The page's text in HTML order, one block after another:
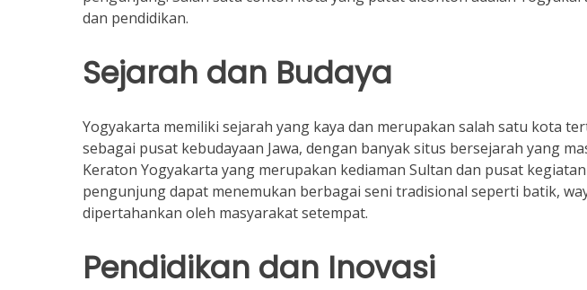
dan pendidikan.
Sejarah dan Budaya
Yogyakarta memiliki sejarah yang kaya dan merupakan salah satu kota
sebagai pusat kebudayaan Jawa, dengan banyak situs bersejarah yang
Keraton Yogyakarta yang merupakan kediaman Sultan dan pusat
pengunjung dapat menemukan berbagai seni tradisional seperti batik,
dipertahankan oleh masyarakat setempat.
Pendidikan dan Inovasi